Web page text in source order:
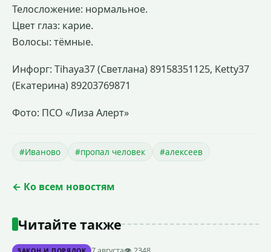
Телосложение: нормальное.
Цвет глаз: карие.
Волосы: тёмные.
Инфорг: Tihaya37 (Светлана) 89158351125, Ketty37
(Екатерина) 89203769871
Фото: ПСО «Лиза Алерт»
#Иваново #пропал человек #алексеев
← Ко всем новостям
Читайте также